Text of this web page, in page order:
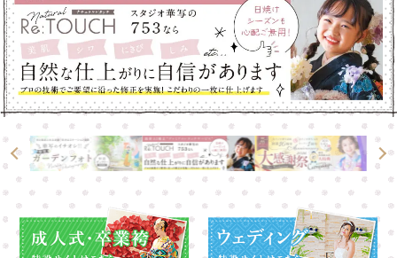
高崎店
大宮店
高崎店
大宮店